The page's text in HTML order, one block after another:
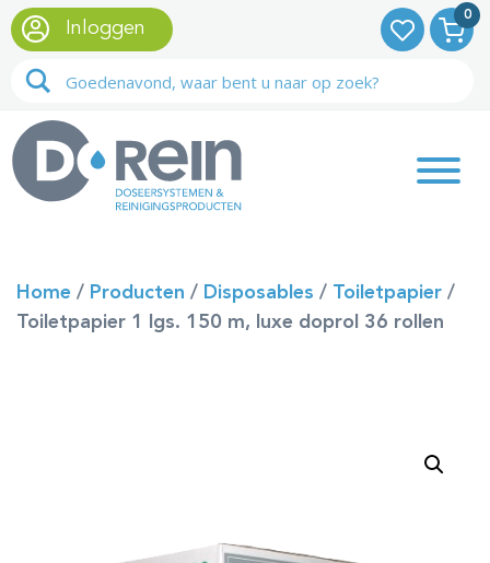
0
Inloggen
Home / Producten / Disposables / Toiletpapier /
Toiletpapier 1 lgs. 150 m, luxe doprol 36 rollen